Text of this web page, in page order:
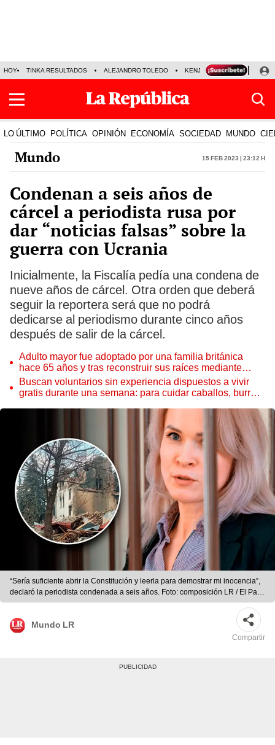
HOY TINKA RESULTADOS ALEJANDRO TOLEDO KENJI FUJIMORI
LO ÚLTIMO POLÍTICA OPINIÓN ECONOMÍA SOCIEDAD MUNDO
Mundo 15 Feb 2023 | 23:12 h
Condenan a seis años de
cárcel a periodista rusa por
dar “noticias falsas” sobre la
guerra con Ucrania
Inicialmente, la Fiscalía pedía una condena de
nueve años de cárcel. Otra orden que deberá
seguir la reportera será que no podrá
dedicarse al periodismo durante cinco años
después de salir de la cárcel.
Adulto mayor fue adoptado por una familia británica
hace 65 años y tras reconstruir sus raíces mediante
ADN ocurre lo inesperado: “Fue como encontrar una
aguja en un pajar”
Buscan voluntarios sin experiencia dispuestos a vivir
gratis durante una semana: para cuidar caballos, burros
“Sería suficiente abrir la Constitución y leerla para demostrar mi inocencia”,
declaró la periodista condenada a seis años. Foto: composición LR / El País
/ CNN
Mundo LR
Compartir